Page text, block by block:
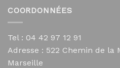
COORDONNÉES
Tel : 04 42 97 12 91
Adresse : 522 Chemin de la
Marseille